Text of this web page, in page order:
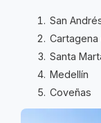
San
Cartagena
Santa
Medellín
Coveñas